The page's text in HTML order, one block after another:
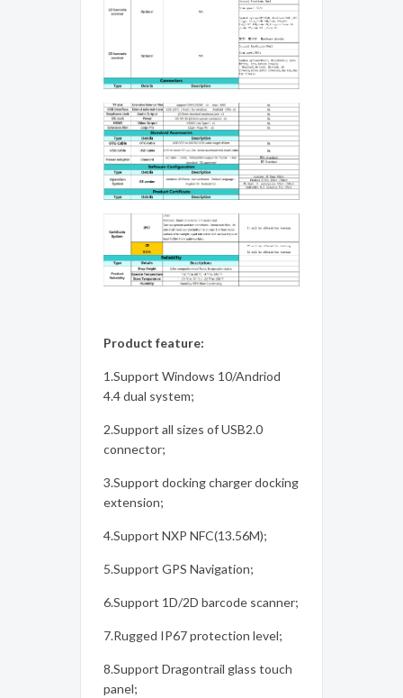
Product feature:
1.Support Windows 10/Andriod
4.4 dual system;
2.Support all sizes of USB2.0
connector;
3.Support docking charger docking
extension;
4.Support NXP NFC(13.56M);
5.Support GPS Navigation;
6.Support 1D/2D barcode scanner;
7.Rugged IP67 protection level;
8.Support Dragontrail glass touch
panel;